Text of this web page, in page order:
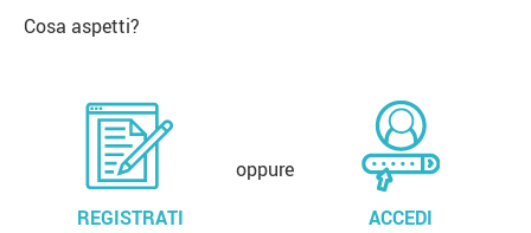
Cosa aspetti?
REGISTRATI
oppure
ACCEDI